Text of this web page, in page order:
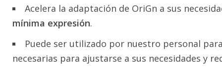
Acelera la adaptación de OriGn a sus
mínima expresión.
Puede ser utilizado por nuestro personal
necesarias para ajustarse a sus necesidades y